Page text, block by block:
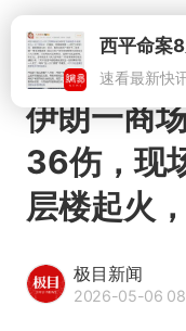
速看最新快
伊朗一商
36伤，现
层楼起火
极目新闻
2026-05-06